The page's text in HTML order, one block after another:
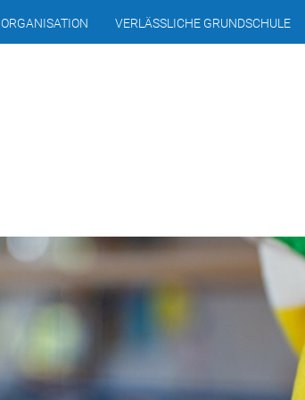
ORGANISATION VERLÄSSLICHE GRUNDSCHULE